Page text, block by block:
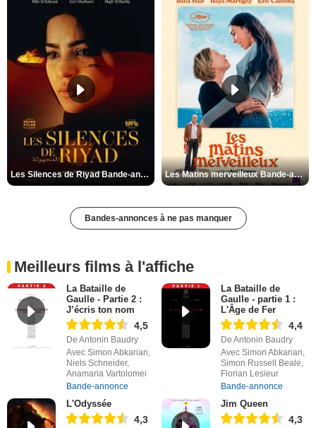
Les Silences de Riyad Bande-annonce VO STFR Les Matins merveilleux Bande-annonce VF
Bandes-annonces à ne pas manquer
Meilleurs films à l'affiche
La Bataille de
Gaulle - Partie 2 :
J’écris ton nom
4,5
De Antonin Baudry
Avec Simon Abkarian,
Niels Schneider,
Anamaria Vartolomei
Bande-annonce
La Bataille de
Gaulle - partie 1 :
L'Âge de Fer
4,4
De Antonin Baudry
Avec Simon Abkarian,
Simon Russell Beale,
Florian Lesieur
Bande-annonce
L'Odyssée
4,3
Jim Queen
4,3